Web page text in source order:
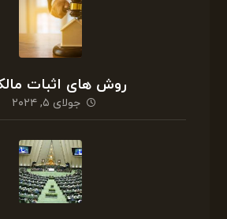
روش های اثبات
جولای ۵, ۲۰۲۴